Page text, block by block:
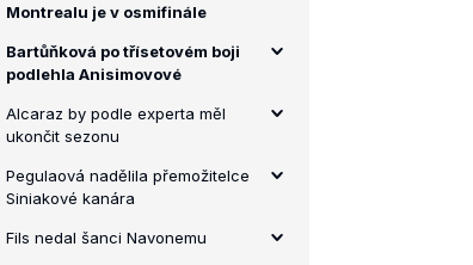
Montrealu je v osmifinále
Bartůňková po třísetovém boji
podlehla Anisimovové
Alcaraz by podle experta měl
ukončit sezonu
Pegulaová nadělila přemožitelce
Siniakové kanára
Fils nedal šanci Navonemu